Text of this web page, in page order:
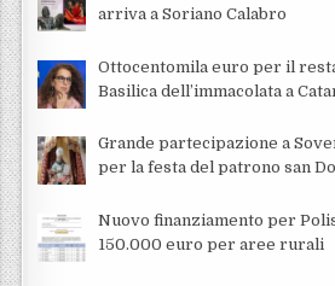
arriva a Soriano Calabro
Ottocentomila euro per il
Basilica dell’immacolata a
Grande partecipazione a
per la festa del patrono san
Nuovo finanziamento per
150.000 euro per aree rurali